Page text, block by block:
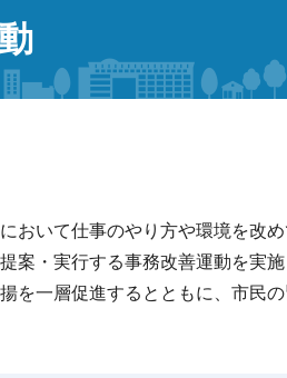
おいて仕事のやり方や環境を改
案・実行する事務改善運動を実施
を一層促進するとともに、市民